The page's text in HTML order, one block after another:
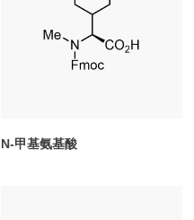
N-甲基氨基酸